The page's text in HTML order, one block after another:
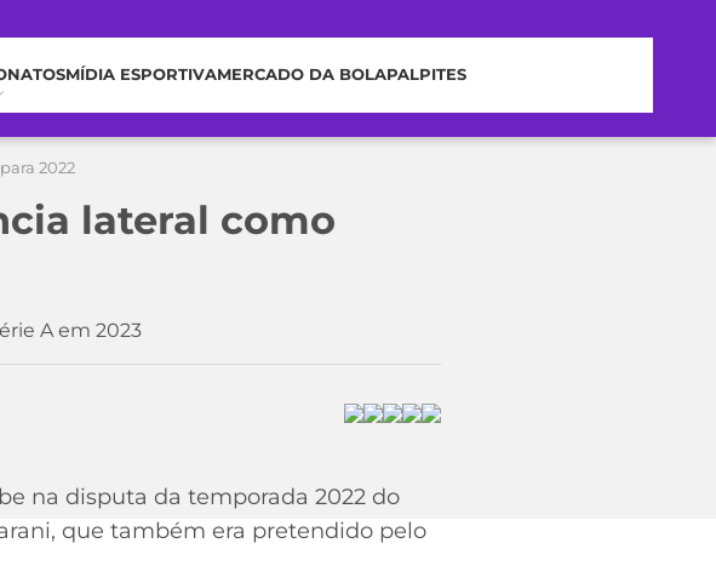
MÍDIA ESPORTIVAMERCADO DA BOLAPALPITES
2022
lateral como
A em 2023
na disputa da temporada 2022 do
que também era pretendido pelo